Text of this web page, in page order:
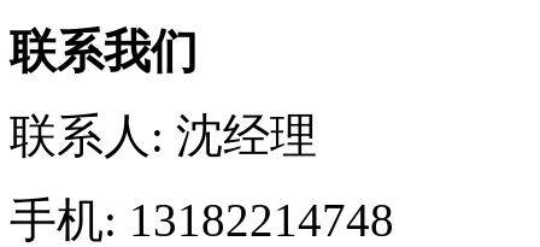
联系我们
联系人: 沈经理
手机: 13182214748